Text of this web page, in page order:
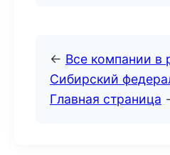
← Все компании в
Сибирский
Главная страница